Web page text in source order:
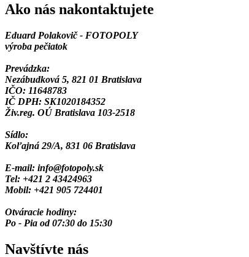
Ako nás nakontaktujete
Eduard Polakovič - FOTOPOLY
výroba pečiatok
Prevádzka:
Nezábudková 5, 821 01 Bratislava
IČO: 11648783
IČ DPH: SK1020184352
Živ.reg. OÚ Bratislava 103-2518
Sídlo:
Koľajná 29/A, 831 06 Bratislava
E-mail: info@fotopoly.sk
Tel: +421 2 43424963
Mobil: +421 905 724401
Otváracie hodiny:
Po - Pia od 07:30 do 15:30
Navštívte nás